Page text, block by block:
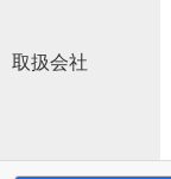
取扱会社